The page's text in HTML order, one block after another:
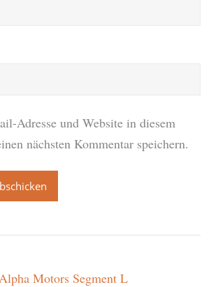
Adresse und Website in diesem
nächsten Kommentar speichern.
Motors Segment L